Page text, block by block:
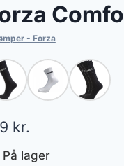
- Forza
kr.
På lager